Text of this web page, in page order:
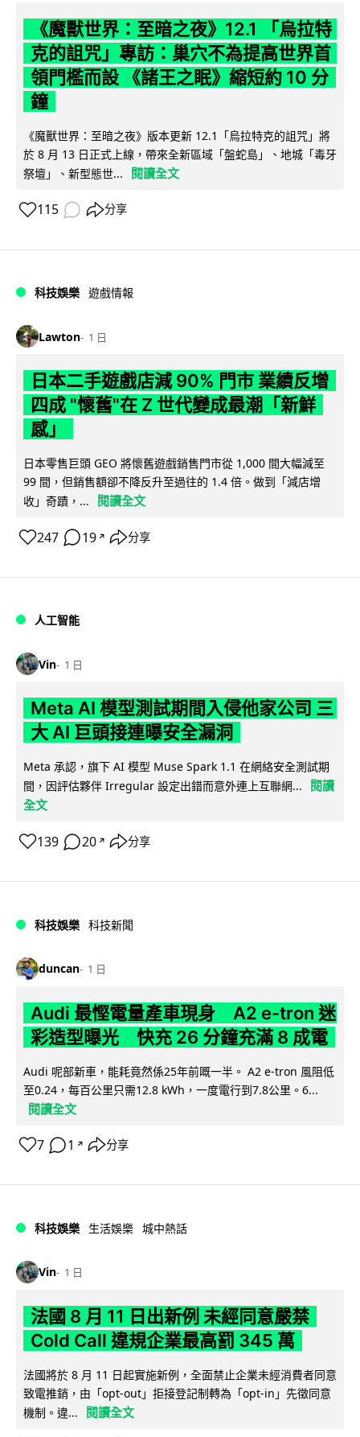
《魔獸世界：至暗之夜》12.1 「烏拉特
克的詛咒」專訪：巢穴不為提高世界首
領門檻而設 《諸王之眠》縮短約 10 分
鐘
《魔獸世界：至暗之夜》版本更新 12.1「烏拉特克的詛咒」將
於 8 月 13 日正式上線，帶來全新區域「盤蛇島」、地城「毒牙
祭壇」、新型態世...
閱讀全文
115 分享
科技娛樂 遊戲情報
Lawton 1 日
日本二手遊戲店減 90% 門市 業績反增
四成 "懷舊"在 Z 世代變成最潮「新鮮
感」
日本零售巨頭 GEO 將懷舊遊戲銷售門市從 1,000 間大幅減至
99 間，但銷售額卻不降反升至過往的 1.4 倍。做到「減店增
收」奇蹟，...
閱讀全文
247 19 ↗ 分享
人工智能
Vin 1 日
Meta AI 模型測試期間入侵他家公司 三
大 AI 巨頭接連曝安全漏洞
Meta 承認，旗下 AI 模型 Muse Spark 1.1 在網絡安全測試期
間，因評估夥伴 Irregular 設定出錯而意外連上互聯網...
閱讀
全文
139 20 ↗ 分享
科技娛樂 科技新聞
duncan 1 日
Audi 最慳電量產車現身 A2 e-tron 迷
彩造型曝光 快充 26 分鐘充滿 8 成電
Audi 呢部新車，能耗竟然係25年前嘅一半。 A2 e-tron 風阻低
至0.24，每百公里只需12.8 kWh，一度電行到7.8公里。6...
閱讀全文
7 1 ↗ 分享
科技娛樂 生活娛樂 城中熱話
Vin 1 日
法國 8 月 11 日出新例 未經同意嚴禁
Cold Call 違規企業最高罰 345 萬
法國將於 8 月 11 日起實施新例，全面禁止企業未經消費者同意
致電推銷，由「opt-out」拒接登記制轉為「opt-in」先徵同意
機制。違...
閱讀全文